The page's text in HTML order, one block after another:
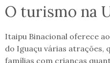
O turismo na
Itaipu Binacional oferece
do Iguaçu várias atrações,
famílias com crianças